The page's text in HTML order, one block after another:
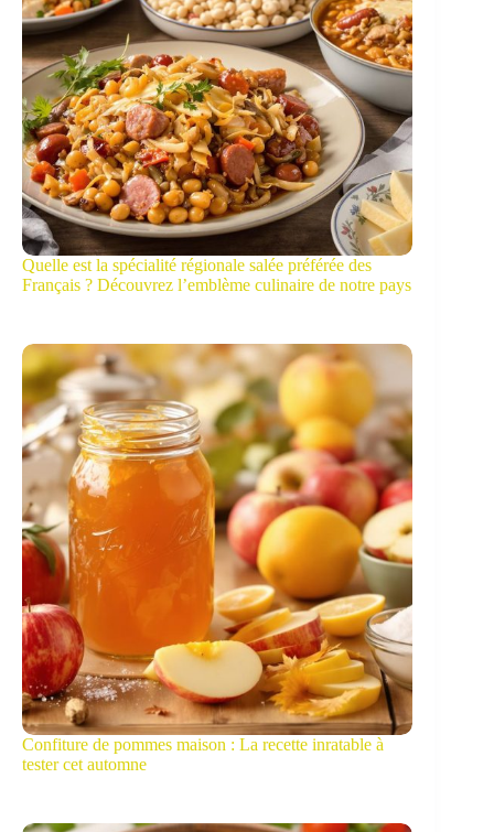
Quelle est la spécialité régionale salée préférée des
Français ? Découvrez l’emblème culinaire de notre pays
Confiture de pommes maison : La recette inratable à
tester cet automne